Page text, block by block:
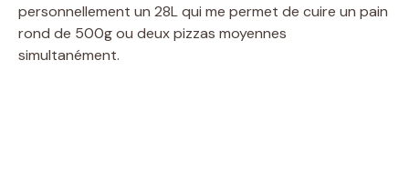
personnellement un 28L qui me permet de cuire un pain
rond de 500g ou deux pizzas moyennes
simultanément.